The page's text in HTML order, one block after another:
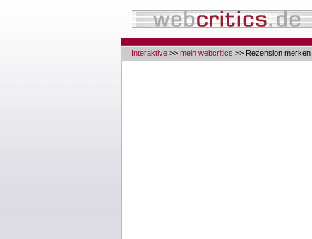
Interaktive >> mein webcritics >> Rezension merken